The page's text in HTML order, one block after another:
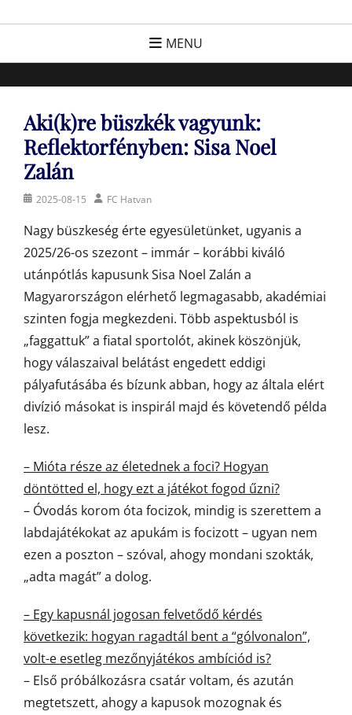
FC Hatvan
Egyesület a hatvani labdarúgásért, sportért!
MENU
Aki(k)re büszkék vagyunk:
Reflektorfényben: Sisa Noel
Zalán
Posted2025-08-15 AuthorFC Hatvan
Nagy büszkeség érte egyesületünket, ugyanis a
2025/26-os szezont – immár – korábbi kiváló
utánpótlás kapusunk Sisa Noel Zalán a
Magyarországon elérhető legmagasabb, akadémiai
szinten fogja megkezdeni. Több aspektusból is
„faggattuk” a fiatal sportolót, akinek köszönjük,
hogy válaszaival belátást engedett eddigi
pályafutásába és bízunk abban, hogy az általa elért
divízió másokat is inspirál majd és követendő példa
lesz.
– Mióta része az életednek a foci? Hogyan
döntötted el, hogy ezt a játékot fogod űzni?
– Óvodás korom óta focizok, mindig is szerettem a
labdajátékokat az apukám is focizott – ugyan nem
ezen a poszton – szóval, ahogy mondani szokták,
„adta magát” a dolog.
– Egy kapusnál jogosan felvetődő kérdés
következik: hogyan ragadtál bent a “gólvonalon”,
volt-e esetleg mezőnyjátékos ambíciód is?
– Első próbálkozásra csatár voltam, és azután
megtetszett, ahogy a kapusok mozognak és